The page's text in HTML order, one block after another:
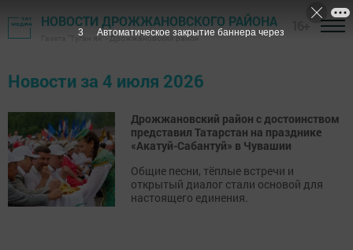
НОВОСТИ ДРОЖЖАНОВСКОГО РАЙОНА
Газета "Туган як" - Дрожжановский район
Новости за 4 июля 2026
Дрожжановский район с достоинством
представил Татарстан на празднике
«Акатуй-Сабантуй» в Чувашии
Общие песни, тёплые встречи и
открытый диалог стали основой для
настоящего единения.
3 Автоматическое закрытие баннера через